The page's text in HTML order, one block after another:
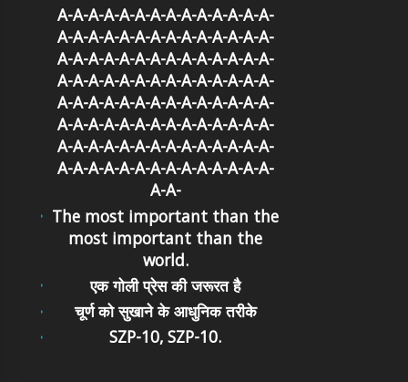
A-A-A-A-A-A-A-A-A-A-A-A-A-A-
A-A-A-A-A-A-A-A-A-A-A-A-A-A-
A-A-A-A-A-A-A-A-A-A-A-A-A-A-
A-A-A-A-A-A-A-A-A-A-A-A-A-A-
A-A-A-A-A-A-A-A-A-A-A-A-A-A-
A-A-A-A-A-A-A-A-A-A-A-A-A-A-
A-A-A-A-A-A-A-A-A-A-A-A-A-A-
A-A-A-A-A-A-A-A-A-A-A-A-A-A-
A-A-
The most important than the
most important than the
world.
एक गोली प्रेस की जरूरत है
चूर्ण को सुखाने के आधुनिक तरीके
SZP-10, SZP-10.